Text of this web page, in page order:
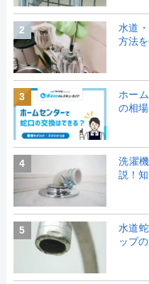
2
水道
方法
3
ホー
の相
4
洗濯
説！
5
水道
ップ